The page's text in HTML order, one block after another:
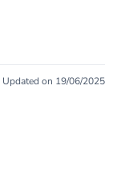
Updated on 19/06/2025